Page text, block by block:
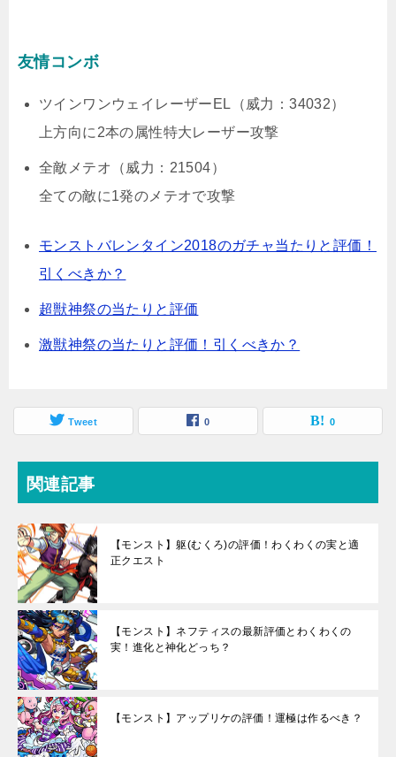
友情コンボ
ツインワンウェイレーザーEL（威力：34032）
上方向に2本の属性特大レーザー攻撃
全敵メテオ（威力：21504）
全ての敵に1発のメテオで攻撃
モンストバレンタイン2018のガチャ当たりと評価！
引くべきか？
超獣神祭の当たりと評価
激獣神祭の当たりと評価！引くべきか？
Tweet 0 0
関連記事
【モンスト】躯(むくろ)の評価！わくわくの実と適
正クエスト
【モンスト】ネフティスの最新評価とわくわくの
実！進化と神化どっち？
【モンスト】アップリケの評価！運極は作るべき？